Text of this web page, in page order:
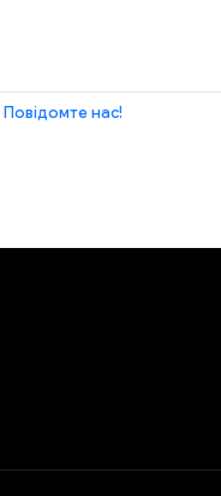
Повідомте нас!